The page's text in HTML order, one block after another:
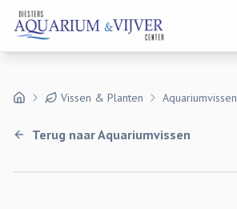
Vissen & Planten Aquariumvissen
Terug naarAquariumvissen